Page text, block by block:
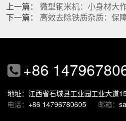
上一篇： 微型铜米机：小身材大
下一篇： 高效去除铁质杂质：保
+86
地址：江西省石城县工业园工业大道
电话： +86 14796780605 邮箱：